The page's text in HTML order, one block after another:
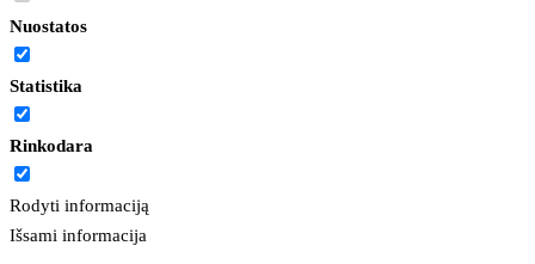
Nuostatos
Statistika
Rinkodara
Rodyti informaciją
Išsami informacija